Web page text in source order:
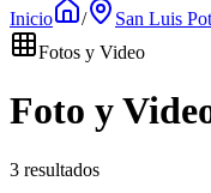
Inicio / San Luis
Fotos y Video
Foto y
3 resultados